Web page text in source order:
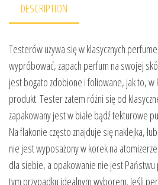
DESCRIPTION
Testerów używa się w klasycznych
wypróbować, zapach perfum na swojej
jest bogato zdobione i foliowane, jak to, w
produkt. Tester zatem różni się od
zapakowany jest w białe bądź tekturowe
Na flakonie często znajduje się naklejka,
nie jest wyposażony w korek na
dla siebie, a opakowanie nie jest
tym przypadku idealnym wyborem. Jeśli